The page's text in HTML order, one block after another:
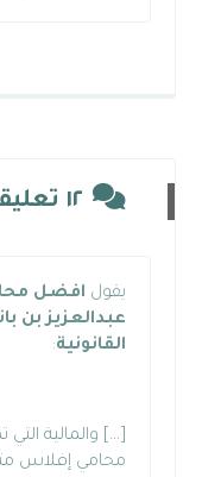
١٢ تعليقات
يقول افضل
عبدالعزيز بن
القانونية:
[…] والمالية
محامي إفلاس